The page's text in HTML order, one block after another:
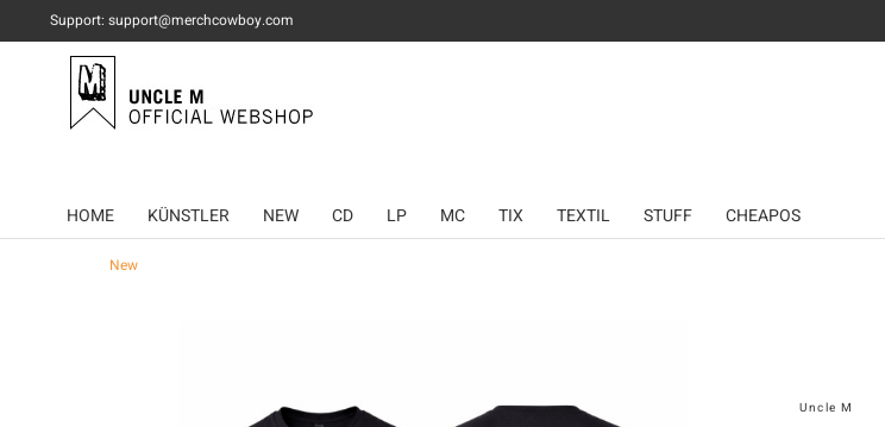
Support: support@merchcowboy.com
HOME KÜNSTLER NEW CD LP MC TIX TEXTIL STUFF CHEAPOS
New
Uncle M